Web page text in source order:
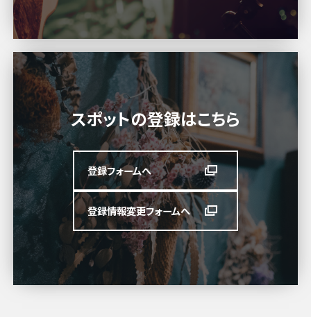
スポットの登録はこちら
登録フォームへ
登録情報変更フォームへ